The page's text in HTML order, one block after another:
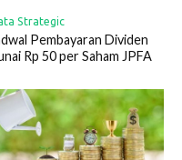
Strategic
Pembayaran Dividen
Rp 50 per Saham JPFA